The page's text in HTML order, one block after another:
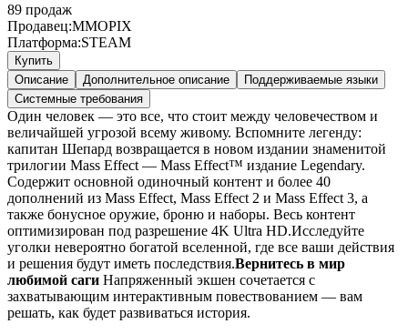
89 продаж
Продавец:MMOPIX
Платформа:STEAM
Купить
Описание
Дополнительное описание
Поддерживаемые языки
Системные требования
Один человек — это все, что стоит между человечеством и
величайшей угрозой всему живому. Вспомните легенду:
капитан Шепард возвращается в новом издании знаменитой
трилогии Mass Effect — Mass Effect™ издание Legendary.
Содержит основной одиночный контент и более 40
дополнений из Mass Effect, Mass Effect 2 и Mass Effect 3, а
также бонусное оружие, броню и наборы. Весь контент
оптимизирован под разрешение 4K Ultra HD.Исследуйте
уголки невероятно богатой вселенной, где все ваши действия
и решения будут иметь последствия.Вернитесь в мир
любимой саги Напряженный экшен сочетается с
захватывающим интерактивным повествованием — вам
решать, как будет развиваться история.